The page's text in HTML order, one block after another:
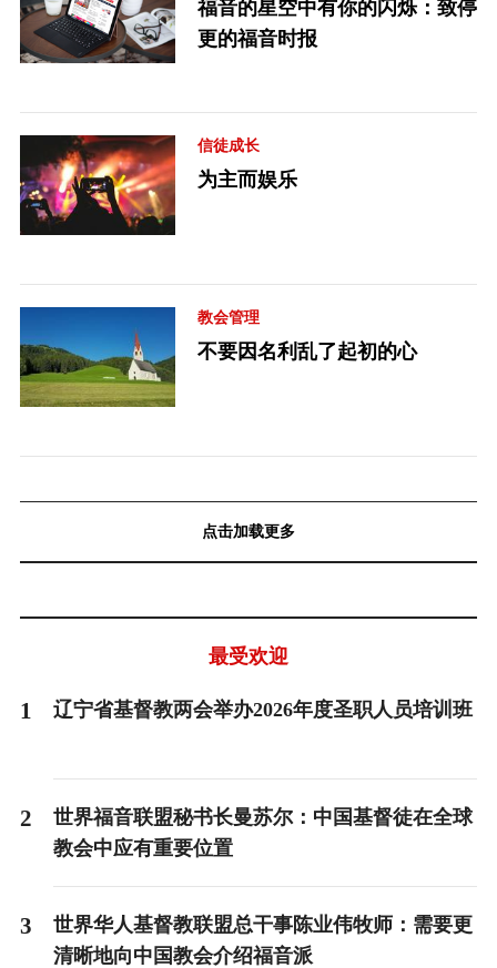
福音的星空中有你的闪烁：致停
更的福音时报
信徒成长
为主而娱乐
教会管理
不要因名利乱了起初的心
点击加载更多
最受欢迎
1 辽宁省基督教两会举办2026年度圣职人员培训班
2
世界福音联盟秘书长曼苏尔：中国基督徒在全球
教会中应有重要位置
3
世界华人基督教联盟总干事陈业伟牧师：需要更
清晰地向中国教会介绍福音派